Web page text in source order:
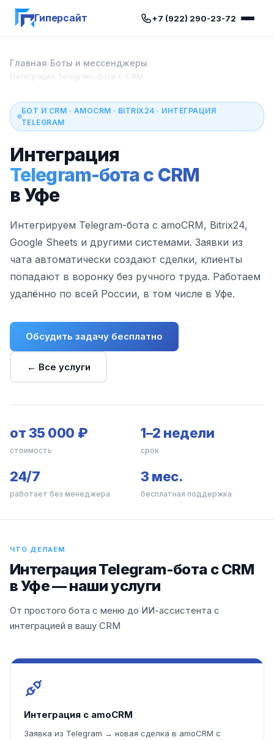
Гиперсайт +7 (922) 290-23-72
Главная›Боты и мессенджеры›
Интеграция Telegram-бота с CRM
БОТ И CRM · AMOCRM · BITRIX24 · ИНТЕГРАЦИЯ
TELEGRAM
Интеграция
Telegram-бота с CRM
в Уфе
Интегрируем Telegram-бота с amoCRM, Bitrix24,
Google Sheets и другими системами. Заявки из
чата автоматически создают сделки, клиенты
попадают в воронку без ручного труда. Работаем
удалённо по всей России, в том числе в Уфе.
Обсудить задачу бесплатно
← Все услуги
от 35 000 ₽
стоимость
1–2 недели
срок
24/7
работает без менеджера
3 мес.
бесплатная поддержка
ЧТО ДЕЛАЕМ
Интеграция Telegram-бота с CRM
в Уфе — наши услуги
От простого бота с меню до ИИ-ассистента с
интеграцией в вашу CRM
Интеграция с amoCRM
Заявка из Telegram → новая сделка в amoCRM с